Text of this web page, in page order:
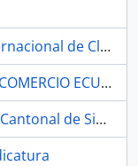
Presidente de la Asociación Internacional de Clubes de Leones
PRESIDENTE DE LA CAMARA DE COMERCIO ECUATORIANO-AMERICANA
Presidente de la Liga Deportiva Cantonal de Sigchos, Delegación de la Internacional de Servidores Públicos, Delegación de la Corte Suprema de Justicia, Informe de amnistía